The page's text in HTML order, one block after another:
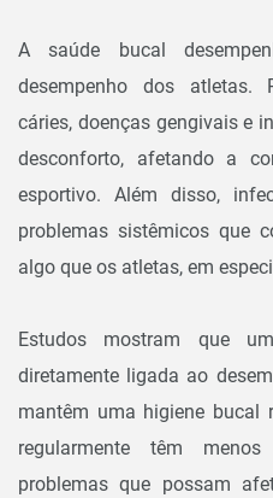
A saúde bucal
desempenho dos atletas.
cáries, doenças gengivais e
desconforto, afetando a
esportivo. Além disso,
problemas sistêmicos que
algo que os atletas, em
Estudos mostram que
diretamente ligada ao
mantêm uma higiene bucal
regularmente têm
problemas que possam